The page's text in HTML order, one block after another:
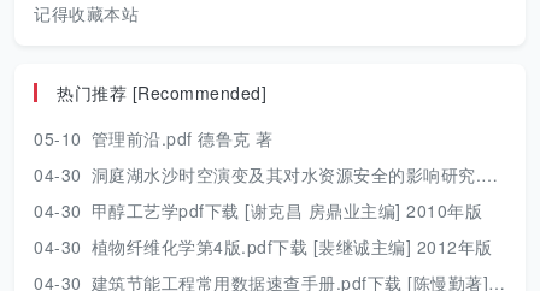
记得收藏本站
热门推荐 [Recommended]
05-10 管理前沿.pdf 德鲁克 著
04-30 洞庭湖水沙时空演变及其对水资源安全的影响研究.pdf 胡光伟 著 2017年版
04-30 甲醇工艺学pdf下载 [谢克昌 房鼎业主编] 2010年版
04-30 植物纤维化学第4版.pdf下载 [裴继诚主编] 2012年版
04-30 建筑节能工程常用数据速查手册.pdf下载 [陈慢勤著] 2010年版